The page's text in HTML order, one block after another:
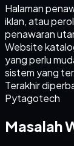
Halaman
iklan, atau
penawaran
Website
yang perlu
sistem yang
Terakhir
Pytagotech
Masalah